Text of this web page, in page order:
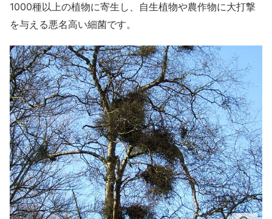
1000種以上の植物に寄生し、自生植物や農作物に大打撃
を与える悪名高い細菌です。